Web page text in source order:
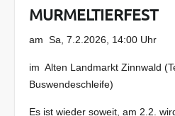
MURMELTIERFEST
am Sa, 7.2.2026, 14:00 Uhr
im Alten Landmarkt Zinnwald
Buswendeschleife)
Es ist wieder soweit, am 2.2.